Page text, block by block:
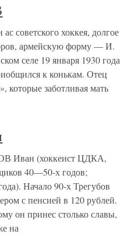
советского хоккея, долгое
армейскую форму — И.
селе 19 января 1930 года
к конькам. Отец
которые заботливая мать
Иван (хоккеист ЦДКА,
40—50-х годов;
Начало 90-х Трегубов
с пенсией в 120 рублей.
он принес столько славы,
на